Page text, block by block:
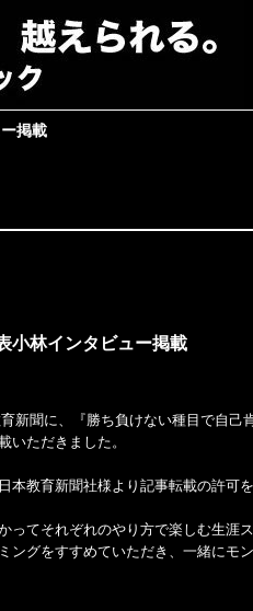
掲載
小林インタビュー掲載
新聞に、『勝ち負けない種目で自己
いただきました。
本教育新聞社様より記事転載の許可
ってそれぞれのやり方で楽しむ生涯
ングをすすめていただき、一緒にモ